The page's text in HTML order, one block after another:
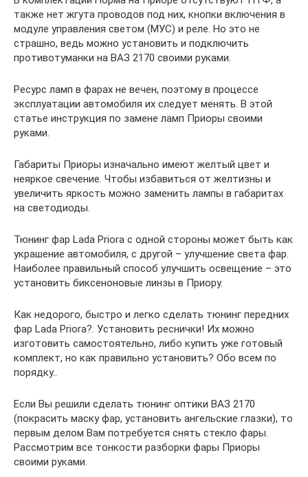
также нет жгута проводов под них, кнопки включения в
модуле управления светом (МУС) и реле. Но это не
страшно, ведь можно установить и подключить
противотуманки на ВАЗ 2170 своими руками.
Ресурс ламп в фарах не вечен, поэтому в процессе
эксплуатации автомобиля их следует менять. В этой
статье инструкция по замене ламп Приоры своими
руками.
Габариты Приоры изначально имеют желтый цвет и
неяркое свечение. Чтобы избавиться от желтизны и
увеличить яркость можно заменить лампы в габаритах
на светодиоды.
Тюнинг фар Lada Priora с одной стороны может быть как
украшение автомобиля, с другой – улучшение света фар.
Наиболее правильный способ улучшить освещение – это
установить биксеноновые линзы в Приору.
Как недорого, быстро и легко сделать тюнинг передних
фар Lada Priora?. Установить реснички! Их можно
изготовить самостоятельно, либо купить уже готовый
комплект, но как правильно установить? Обо всем по
порядку..
Если Вы решили сделать тюнинг оптики ВАЗ 2170
(покрасить маску фар, установить ангельские глазки), то
первым делом Вам потребуется снять стекло фары.
Рассмотрим все тонкости разборки фары Приоры
своими руками.